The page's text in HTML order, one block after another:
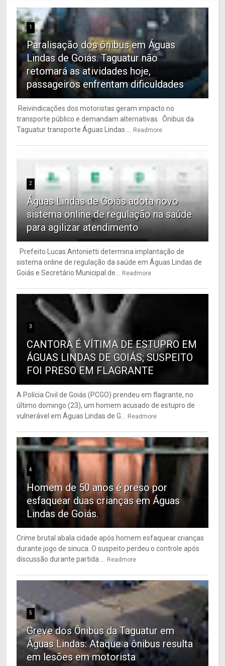
1
Paralisação dos ônibus em Águas
Lindas de Goiás. Taguatur não
retomará as atividades hoje,
passageiros enfrentam dificuldades
Reivindicações dos motoristas geram impacto no
transporte público e demandam alternativas Ônibus da
Taguatur transporte Águas Lindas ... Readmore
2
Águas Lindas de Goiás adota novo
sistema online de regulação na saúde
para agilizar atendimento
Prefeito Lucas Antonietti determina implantação de
sistema online de regulação da saúde em Águas Lindas de
Goiás e Secretário Municipal de... Readmore
3
CANTORA É VÍTIMA DE ESTUPRO EM
ÁGUAS LINDAS DE GOIÁS; SUSPEITO
FOI PRESO EM FLAGRANTE
A Polícia Civil de Goiás (PCGO) prendeu em flagrante, no
último domingo (23), um homem acusado de estupro de
vulnerável em Águas Lindas de G... Readmore
4
Homem de 50 anos é preso por
esfaquear duas crianças em Águas
Lindas de Goiás.
Crime brutal abala cidade após homem esfaquear crianças
durante jogo de sinuca. O suspeito perdeu o controle após
discussão durante partida ... Readmore
5
Greve dos Ônibus da Taguatur em
Águas Lindas: Ataque a ônibus resulta
em lesões em motorista